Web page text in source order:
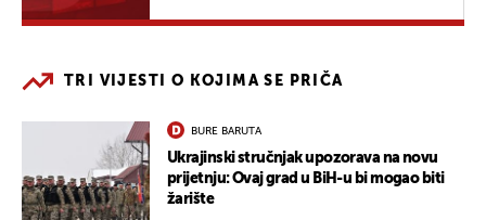
TRI VIJESTI O KOJIMA SE PRIČA
BURE BARUTA
Ukrajinski stručnjak upozorava na novu
prijetnju: Ovaj grad u BiH-u bi mogao biti
žarište